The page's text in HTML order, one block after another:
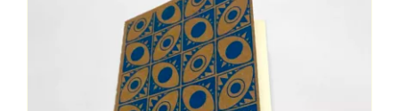
Mon Compte